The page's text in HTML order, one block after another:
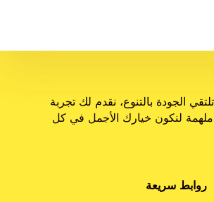
الجودة بالتنوع، نقدم لك تجربة
ملهمة لنكون خيارك الأجمل في كل
روابط سريعة